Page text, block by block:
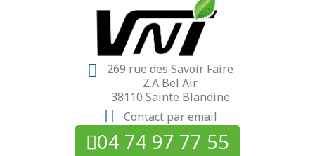
269 rue des Savoir Faire
Z.A Bel Air
38110 Sainte Blandine
Contact par email
04 74 97 77 55